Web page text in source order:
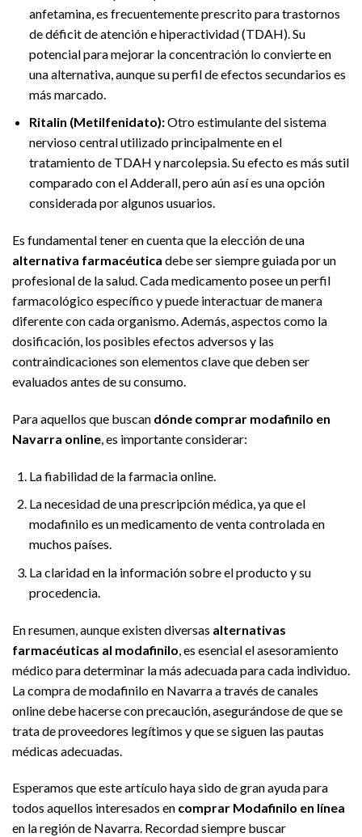
anfetamina, es frecuentemente prescrito para trastornos
de déficit de atención e hiperactividad (TDAH). Su
potencial para mejorar la concentración lo convierte en
una alternativa, aunque su perfil de efectos secundarios es
más marcado.
Ritalin (Metilfenidato):Otro estimulante del sistema
nervioso central utilizado principalmente en el
tratamiento de TDAH y narcolepsia. Su efecto es más sutil
comparado con el Adderall, pero aún así es una opción
considerada por algunos usuarios.
Es fundamental tener en cuenta que la elección de una
alternativa farmacéutica debe ser siempre guiada por un
profesional de la salud. Cada medicamento posee un perfil
farmacológico específico y puede interactuar de manera
diferente con cada organismo. Además, aspectos como la
dosificación, los posibles efectos adversos y las
contraindicaciones son elementos clave que deben ser
evaluados antes de su consumo.
Para aquellos que buscan dónde comprar modafinilo en
Navarra online, es importante considerar:
La fiabilidad de la farmacia online.
La necesidad de una prescripción médica, ya que el
modafinilo es un medicamento de venta controlada en
muchos países.
La claridad en la información sobre el producto y su
procedencia.
En resumen, aunque existen diversas alternativas
farmacéuticas al modafinilo , es esencial el asesoramiento
médico para determinar la más adecuada para cada individuo.
La compra de modafinilo en Navarra a través de canales
online debe hacerse con precaución, asegurándose de que se
trata de proveedores legítimos y que se siguen las pautas
médicas adecuadas.
Esperamos que este artículo haya sido de gran ayuda para
todos aquellos interesados en comprar Modafinilo en línea
en la región de Navarra. Recordad siempre buscar